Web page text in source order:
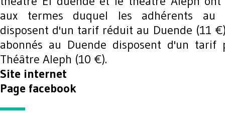
aux termes duquel les adhérents au
disposent d'un tarif réduit au Duende (11
abonnés au Duende disposent d'un tarif
Théâtre Aleph (10 €).
Site internet
Page facebook